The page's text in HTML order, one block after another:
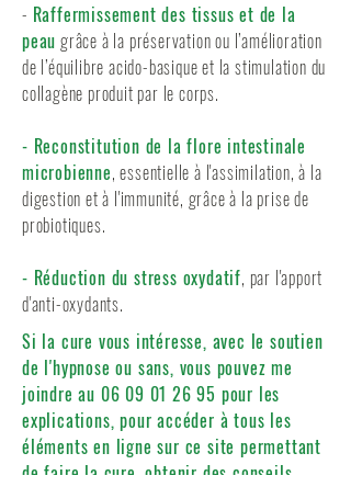
- Raffermissement des tissus et de la
peau grâce à la préservation ou l’amélioration
de l’équilibre acido-basique et la stimulation du
collagène produit par le corps.
- Reconstitution de la flore intestinale
microbienne, essentielle à l'assimilation, à la
digestion et à l'immunité, grâce à la prise de
probiotiques.
- Réduction du stress oxydatif, par l'apport
d'anti-oxydants.
Si la cure vous intéresse, avec le soutien
de l'hypnose ou sans, vous pouvez me
joindre au 06 09 01 26 95 pour les
explications, pour accéder à tous les
éléments en ligne sur ce site permettant
de faire la cure, obtenir des conseils,